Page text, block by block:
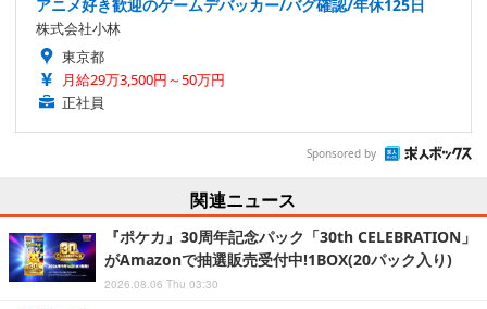
アニメ好き歓迎のゲームデバッカー/バグ確認/年休125日
株式会社小林
東京都
月給29万3,500円～50万円
正社員
Sponsored by
関連ニュース
『ポケカ』30周年記念パック「30th CELEBRATION」
がAmazonで抽選販売受付中!1BOX(20パック入り)
2026.08.06 Thu 03:30